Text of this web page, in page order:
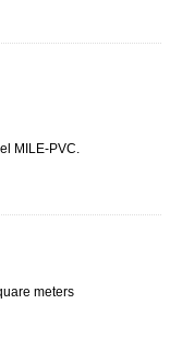
MILE-PVC.
meters